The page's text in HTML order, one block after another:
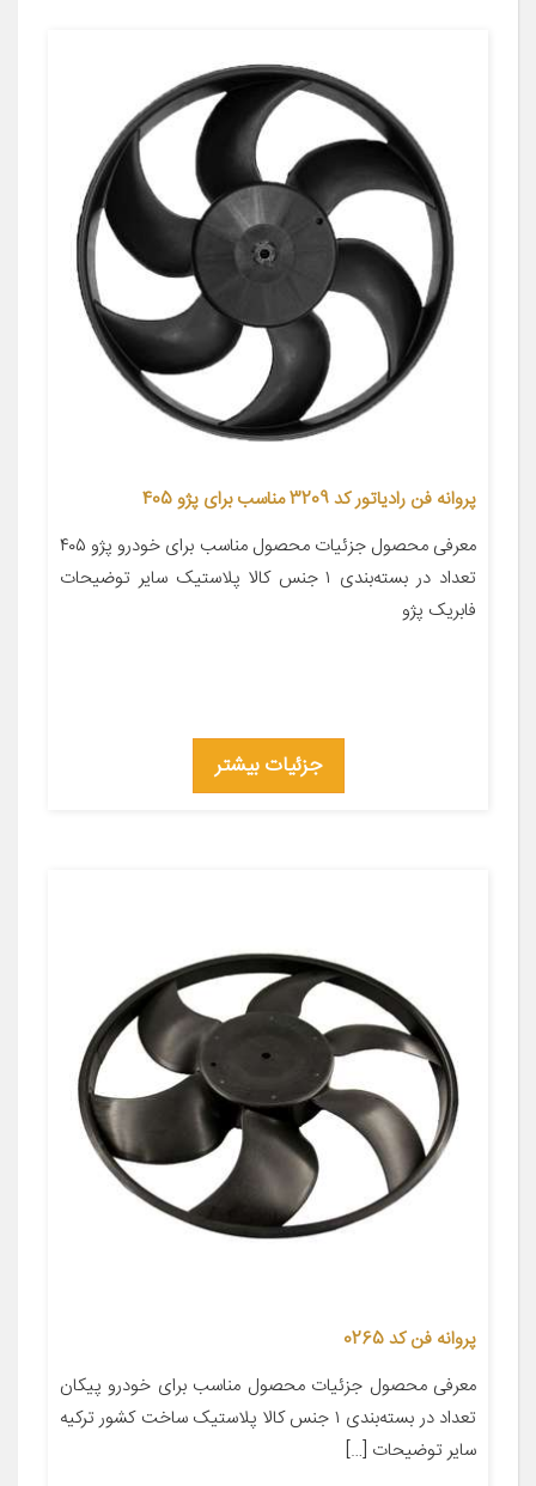
پروانه فن رادیاتور کد 3209 مناسب برای پژو 405
معرفی محصول جزئیات محصول مناسب برای خودرو پژو ۴۰۵
تعداد در بسته‌بندی ۱ جنس کالا پلاستیک سایر توضیحات
فابریک پژو
جزئیات بیشتر
پروانه فن کد 0265
معرفی محصول جزئیات محصول مناسب برای خودرو پیکان
تعداد در بسته‌بندی ۱ جنس کالا پلاستیک ساخت کشور ترکیه
سایر توضیحات […]